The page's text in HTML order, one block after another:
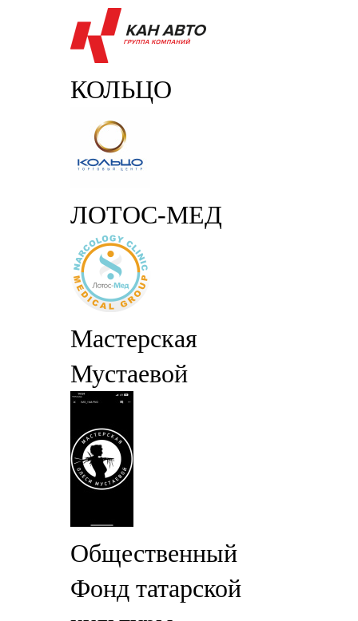
КОЛЬЦО
ЛОТОС-МЕД
Мастерская
Мустаевой
Общественный
Фонд татарской